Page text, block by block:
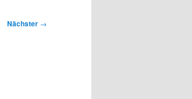
Nächster →